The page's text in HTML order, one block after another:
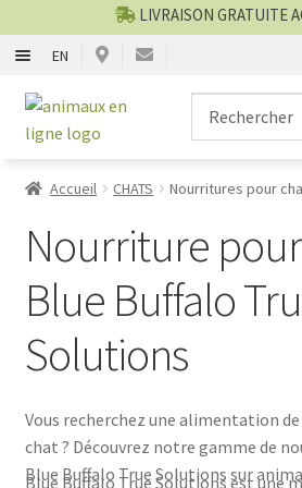
EN
Aller
à
navigation
Aller
au
LIVRAISON GRATUITE
CHIENS
SERVICES
PAR MARQUES
VENTES
Accueil CHATS Nourritures pour
Nourriture
Blue Buffalo
Solutions
Vous recherchez une alimentation
chat ? Découvrez notre gamme de
Blue Buffalo True Solutions sur
Blue Buffalo True Solutions est une